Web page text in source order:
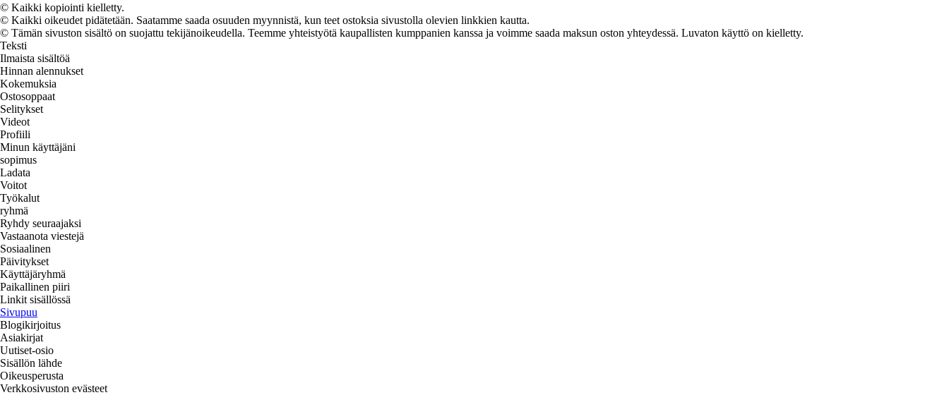
© Kaikki kopiointi kielletty.
© Kaikki oikeudet pidätetään. Saatamme saada osuuden myynnistä, kun teet ostoksia sivustolla olevien linkkien kautta.
© Tämän sivuston sisältö on suojattu tekijänoikeudella. Teemme yhteistyötä kaupallisten kumppanien kanssa ja voimme saada maksun oston yhteydessä. Luvaton käyttö on kielletty.
Teksti
Ilmaista sisältöä
Hinnan alennukset
Kokemuksia
Ostosoppaat
Selitykset
Videot
Profiili
Minun käyttäjäni
sopimus
Ladata
Voitot
Työkalut
ryhmä
Ryhdy seuraajaksi
Vastaanota viestejä
Sosiaalinen
Päivitykset
Käyttäjäryhmä
Paikallinen piiri
Linkit sisällössä
Sivupuu
Blogikirjoitus
Asiakirjat
Uutiset-osio
Sisällön lähde
Oikeusperusta
Verkkosivuston evästeet